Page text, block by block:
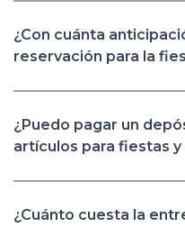
¿Con cuánta
reservación para la
¿Puedo pagar un
artículos para fiestas
¿Cuánto cuesta la